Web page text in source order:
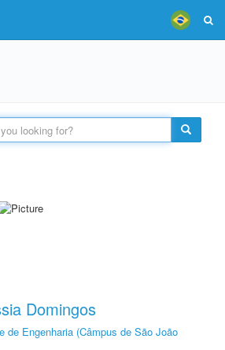
Domingos
de Engenharia (Câmpus de São João